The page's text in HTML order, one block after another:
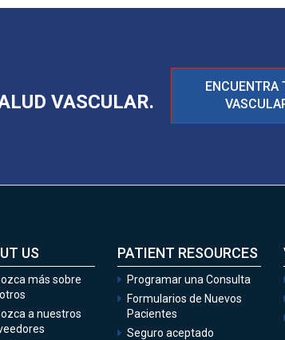
VASCULAR.
ENCUENTRA
US
más sobre
a nuestros
PATIENT RESOURCES
Programar una Consulta
Formularios de Nuevos
Pacientes
Seguro aceptado